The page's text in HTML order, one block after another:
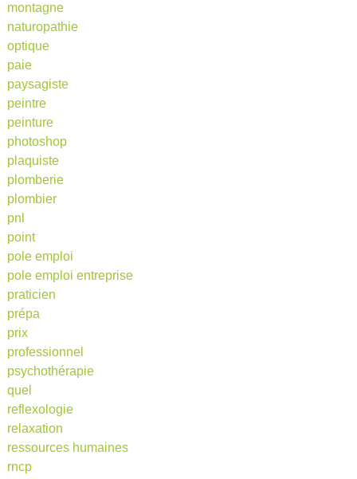
montagne
naturopathie
optique
paie
paysagiste
peintre
peinture
photoshop
plaquiste
plomberie
plombier
pnl
point
pole emploi
pole emploi entreprise
praticien
prépa
prix
professionnel
psychothérapie
quel
reflexologie
relaxation
ressources humaines
rncp